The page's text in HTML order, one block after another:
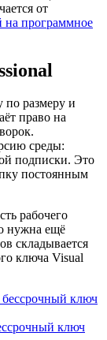
от
на программное
по размеру и
право на
среды:
подписки. Это
постоянным
рабочего
нужна ещё
складывается
ключа Visual
ключ